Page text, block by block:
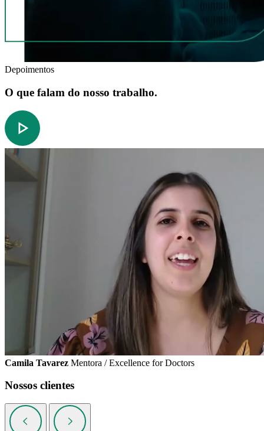
Depoimentos
O que falam do nosso trabalho.
Camila Tavarez Mentora / Excellence for Doctors
Nossos clientes